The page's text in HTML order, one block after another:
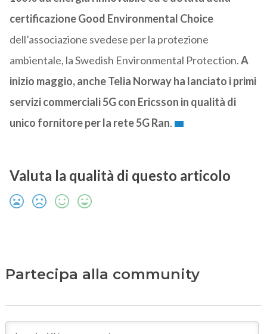
certificazione Good Environmental Choice
dell’associazione svedese per la protezione
ambientale, la Swedish Environmental Protection.A
inizio maggio, anche Telia Norway ha lanciato i primi
servizi commerciali 5G con Ericsson in qualità di
unico fornitore per la rete 5G Ran.
Valuta la qualità di questo articolo
Partecipa alla community